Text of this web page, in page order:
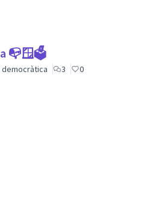
📭🪟🗳
democràtica 3 0